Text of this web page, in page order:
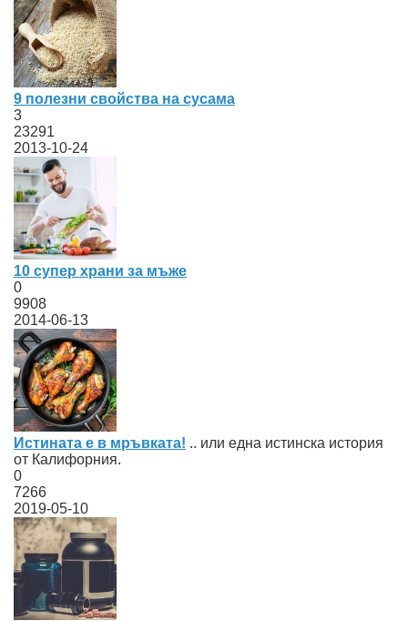
9 полезни свойства на сусама
3
23291
2013-10-24
10 супер храни за мъже
0
9908
2014-06-13
Истината е в мръвката! .. или една истинска история
от Калифорния.
0
7266
2019-05-10